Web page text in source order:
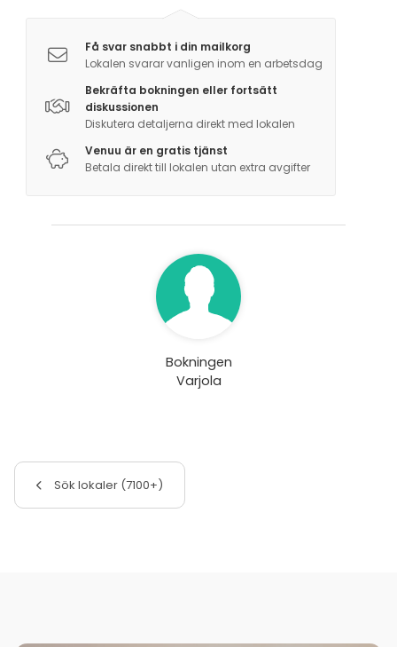
Få svar snabbt i din mailkorg
Lokalen svarar vanligen inom en arbetsdag
Bekräfta bokningen eller fortsätt
diskussionen
Diskutera detaljerna direkt med lokalen
Venuu är en gratis tjänst
Betala direkt till lokalen utan extra avgifter
Bokningen
Varjola
Sök lokaler (7100+)